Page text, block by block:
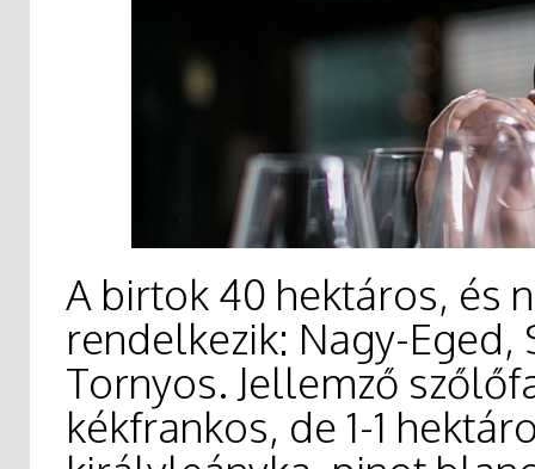
A birtok 40 hektáros, és
rendelkezik: Nagy-Eged,
Tornyos. Jellemző
kékfrankos, de 1-1